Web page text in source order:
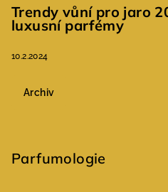
Trendy vůní pro jaro
luxusní parfémy
10.2.2024
Archiv
Parfumologie